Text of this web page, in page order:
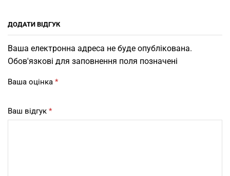
ДОДАТИ ВІДГУК
Ваша електронна адреса не буде опублікована.
Обов'язкові для заповнення поля позначені
Ваша оцінка *
Ваш відгук *